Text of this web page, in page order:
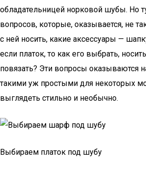
обладательницей норковой шубы. Но
вопросов, которые, оказывается, не
с ней носить, какие аксессуары —
если платок, то как его выбрать,
повязать? Эти вопросы оказываются
такими уж простыми для некоторых
выглядеть стильно и необычно.
Выбираем платок под шубу